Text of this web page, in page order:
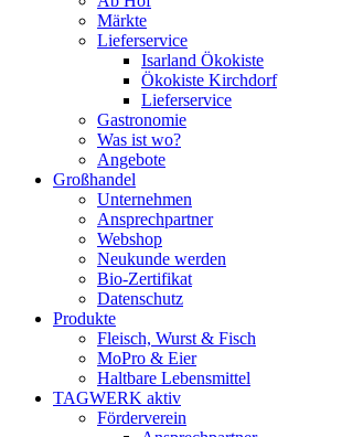
Märkte
Lieferservice
Isarland Ökokiste
Ökokiste Kirchdorf
Lieferservice
Gastronomie
Was ist wo?
Angebote
Großhandel
Unternehmen
Ansprechpartner
Webshop
Neukunde werden
Bio-Zertifikat
Datenschutz
Produkte
Fleisch, Wurst & Fisch
MoPro & Eier
Haltbare Lebensmittel
TAGWERK aktiv
Förderverein